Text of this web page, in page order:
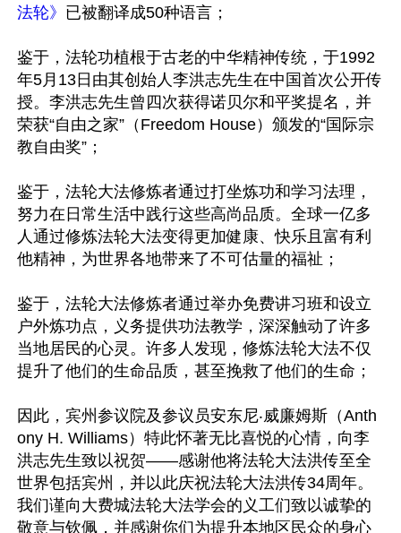
法轮》 已被翻译成50种语言；
鉴于，法轮功植根于古老的中华精神传统，于1992
年5月13日由其创始人李洪志先生在中国首次公开传
授。李洪志先生曾四次获得诺贝尔和平奖提名，并
荣获“自由之家”（Freedom House）颁发的“国际宗
教自由奖”；
鉴于，法轮大法修炼者通过打坐炼功和学习法理，
努力在日常生活中践行这些高尚品质。全球一亿多
人通过修炼法轮大法变得更加健康、快乐且富有利
他精神，为世界各地带来了不可估量的福祉；
鉴于，法轮大法修炼者通过举办免费讲习班和设立
户外炼功点，义务提供功法教学，深深触动了许多
当地居民的心灵。许多人发现，修炼法轮大法不仅
提升了他们的生命品质，甚至挽救了他们的生命；
因此，宾州参议院及参议员安东尼‧威廉姆斯（Anth
ony H. Williams）特此怀著无比喜悦的心情，向李
洪志先生致以祝贺——感谢他将法轮大法洪传至全
世界包括宾州，并以此庆祝法轮大法洪传34周年。
我们谨向大费城法轮大法学会的义工们致以诚挚的
敬意与钦佩，并感谢你们为提升本地区民众的身心